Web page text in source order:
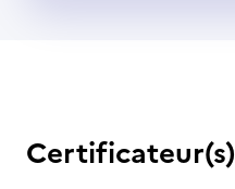
Certificateur(s)